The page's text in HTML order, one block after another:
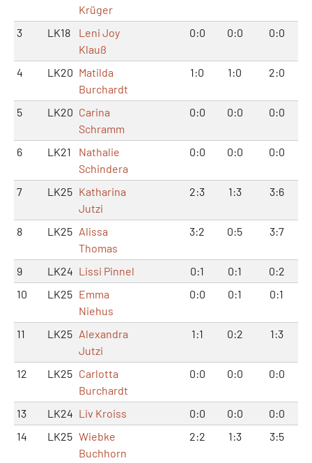
Krüger
3 LK18
Leni Joy
Klauß
0:0 0:0 0:0
4 LK20 Matilda
Burchardt
1:0 1:0 2:0
5 LK20 Carina
Schramm
0:0 0:0 0:0
6 LK21
Nathalie
Schindera
0:0 0:0 0:0
7 LK25 Katharina
Jutzi
2:3 1:3 3:6
8 LK25 Alissa
Thomas
3:2 0:5 3:7
9 LK24 Lissi Pinnel 0:1 0:1
0:2
10
LK25 Emma
Niehus
0:0 0:1 0:1
11 LK25 Alexandra
Jutzi
1:1 0:2 1:3
12 LK25 Carlotta
Burchardt
0:0 0:0 0:0
13 LK24 Liv Kroiss 0:0 0:0
0:0
14
LK25 Wiebke
Buchhorn
2:2 1:3 3:5